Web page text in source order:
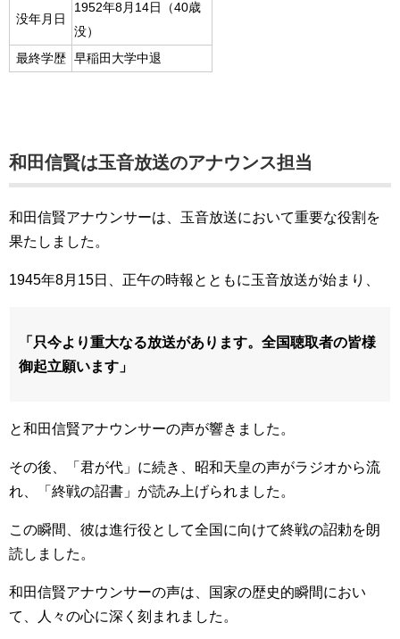
没年月日
1952年8月14日（40歳
没）
最終学歴
早稲田大学中退
和田信賢は玉音放送のアナウンス担当
和田信賢アナウンサーは、玉音放送において重要な役割を
果たしました。
1945年8月15日、正午の時報とともに玉音放送が始まり、
「只今より重大なる放送があります。全国聴取者の皆様
御起立願います」
と和田信賢アナウンサーの声が響きました。
その後、「君が代」に続き、昭和天皇の声がラジオから流
れ、「終戦の詔書」が読み上げられました。
この瞬間、彼は進行役として全国に向けて終戦の詔勅を朗
読しました。
和田信賢アナウンサーの声は、国家の歴史的瞬間におい
て、人々の心に深く刻まれました。